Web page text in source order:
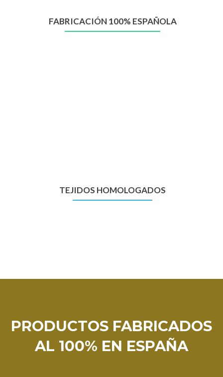
FABRICACIÓN 100% ESPAÑOLA
TEJIDOS HOMOLOGADOS
PRODUCTOS FABRICADOS
AL 100% EN ESPAÑA